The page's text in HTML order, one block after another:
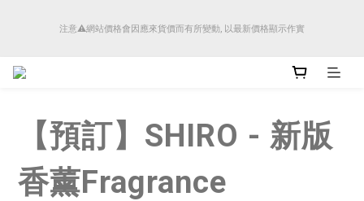
注意⚠️網站價格會因應來貨價而有所變動, 以最新價格顯示作實
順豐香港將於4月14日起減少SMS短訊發送, 所有快件自取訊息通知將全部改為透過官
【預訂】SHIRO - 新版
香薰Fragrance